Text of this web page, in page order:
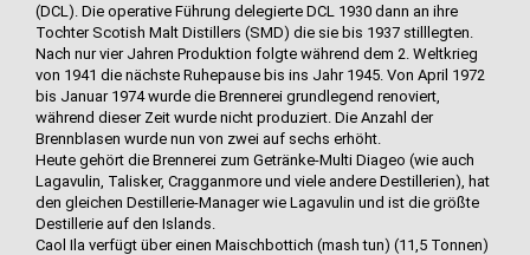
(DCL). Die operative Führung delegierte DCL 1930 dann an ihre
Tochter Scotish Malt Distillers (SMD) die sie bis 1937 stilllegten.
Nach nur vier Jahren Produktion folgte während dem 2. Weltkrieg
von 1941 die nächste Ruhepause bis ins Jahr 1945. Von April 1972
bis Januar 1974 wurde die Brennerei grundlegend renoviert,
während dieser Zeit wurde nicht produziert. Die Anzahl der
Brennblasen wurde nun von zwei auf sechs erhöht.
Heute gehört die Brennerei zum Getränke-Multi Diageo (wie auch
Lagavulin, Talisker, Cragganmore und viele andere Destillerien), hat
den gleichen Destillerie-Manager wie Lagavulin und ist die größte
Destillerie auf den Islands.
Caol Ila verfügt über einen Maischbottich (mash tun) (11,5 Tonnen)